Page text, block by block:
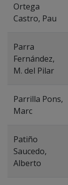
Ortega
Castro, Pau
Parra
Fernández,
M. del Pilar
Parrilla Pons,
Marc
Patiño
Saucedo,
Alberto